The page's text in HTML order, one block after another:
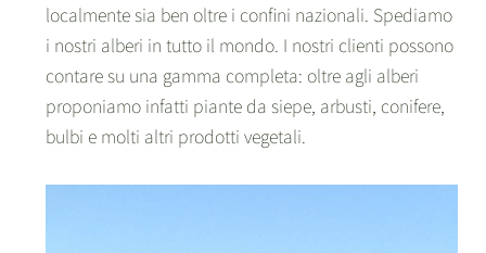
localmente sia ben oltre i confini nazionali. Spediamo
i nostri alberi in tutto il mondo. I nostri clienti possono
contare su una gamma completa: oltre agli alberi
proponiamo infatti piante da siepe, arbusti, conifere,
bulbi e molti altri prodotti vegetali.